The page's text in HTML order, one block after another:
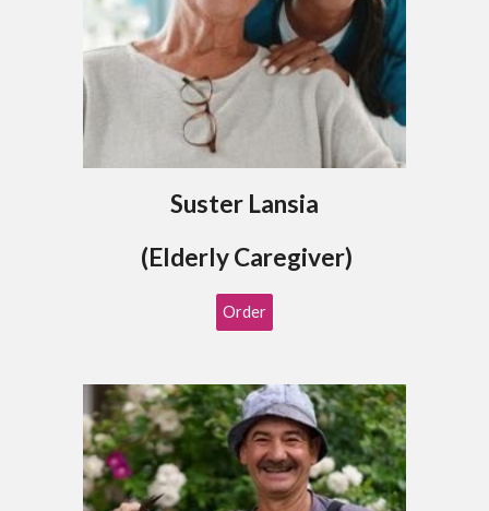
Suster Lansia
(Elderly Caregiver)
Order